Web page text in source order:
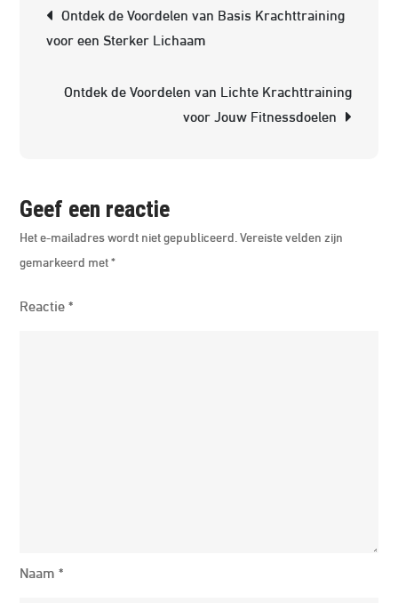
Ontdek de Voordelen van Basis Krachttraining
voor een Sterker Lichaam
Ontdek de Voordelen van Lichte Krachttraining
voor Jouw Fitnessdoelen
Geef een reactie
Het e-mailadres wordt niet gepubliceerd. Vereiste velden zijn
gemarkeerd met*
Reactie*
Naam*